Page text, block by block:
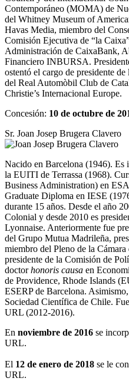
Contemporáneo (MOMA) de
del Whitney Museum of
Havas Media, miembro del
Comisión Ejecutiva de “la
Administración de CaixaBank,
Financiero INBURSA.
ostentó el cargo de presidente
del Real Automòbil Club de
Christie’s Internacional Europe.
Concesión: 10 de octubre de
Sr. Joan Josep Brugera Clavero
Nacido en Barcelona (1946). Es
la EUITI de Terrassa (1968).
Business Administration) en
Graduate Diploma en IESE
durante 15 años. Desde el año
Colonial y desde 2010 es
Lyonnaise. Anteriormente fue
del Grupo Mutua Madrileña,
miembro del Pleno de la
presidente de la Comisión de
doctorhonoris causa en
de Providence, Rhode Islands
ESERP de Barcelona.
Sociedad Científica de Chile.
URL (2012-2016).
En noviembre de 2016 se
URL.
El 12 de enero de 2018 se le
URL.